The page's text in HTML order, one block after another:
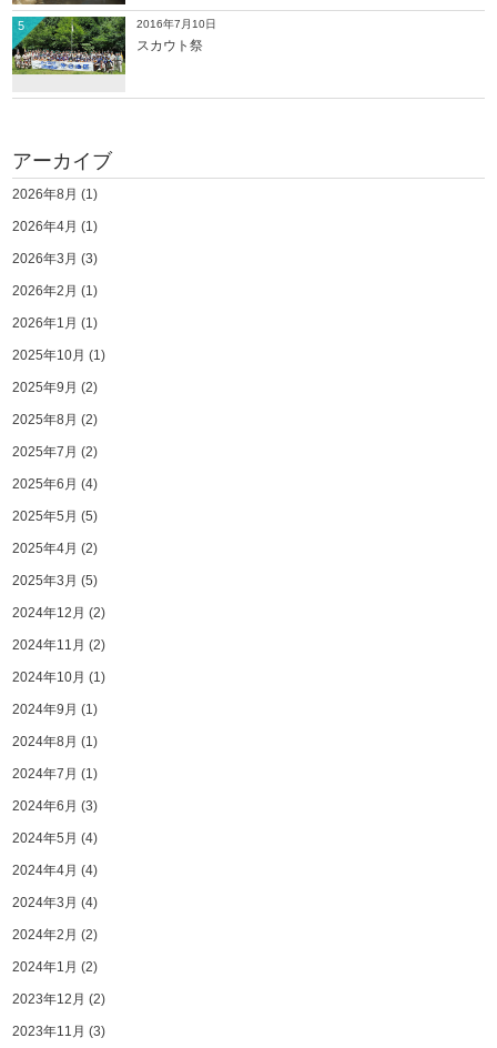
2016年7月10日
スカウト祭
5
アーカイブ
2026年8月 (1)
2026年4月 (1)
2026年3月 (3)
2026年2月 (1)
2026年1月 (1)
2025年10月 (1)
2025年9月 (2)
2025年8月 (2)
2025年7月 (2)
2025年6月 (4)
2025年5月 (5)
2025年4月 (2)
2025年3月 (5)
2024年12月 (2)
2024年11月 (2)
2024年10月 (1)
2024年9月 (1)
2024年8月 (1)
2024年7月 (1)
2024年6月 (3)
2024年5月 (4)
2024年4月 (4)
2024年3月 (4)
2024年2月 (2)
2024年1月 (2)
2023年12月 (2)
2023年11月 (3)